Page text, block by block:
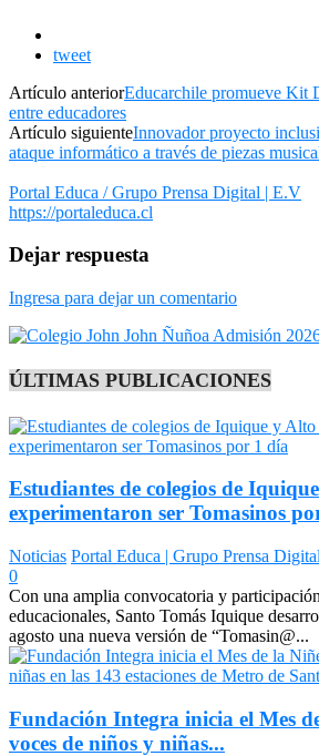
tweet
Artículo anteriorEducarchile promueve Kit
entre educadores
Artículo siguienteInnovador proyecto
ataque informático a través de piezas
Portal Educa / Grupo Prensa Digital | E.V
https://portaleduca.cl
Dejar respuesta
Ingresa para dejar un comentario
ÚLTIMAS PUBLICACIONES
Estudiantes de colegios de
experimentaron ser Tomasinos
Noticias Portal Educa | Grupo Prensa
0
Con una amplia convocatoria y
educacionales, Santo Tomás Iquique
agosto una nueva versión de “Tomasin@...
Fundación Integra inicia el Mes
voces de niños y niñas...